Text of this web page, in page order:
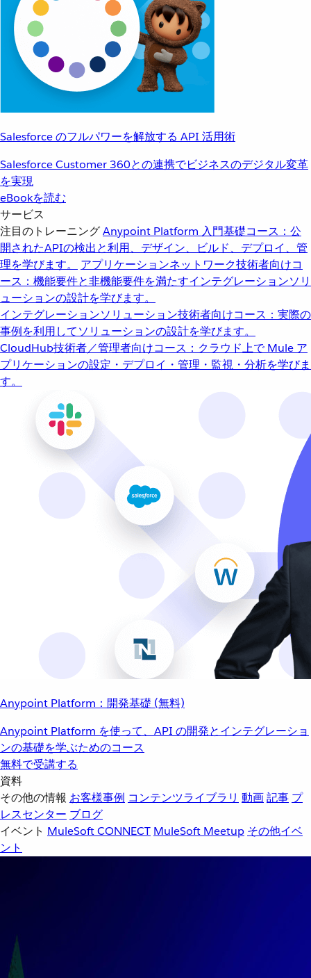
Salesforce のフルパワーを解放する API 活用術
Salesforce Customer 360との連携でビジネスのデジタル変革
を実現
eBookを読む
サービス
注目のトレーニングAnypoint Platform 入門基礎コース：公
開されたAPIの検出と利用、デザイン、ビルド、デプロイ、管
理を学びます。
アプリケーションネットワーク技術者向けコ
ース：機能要件と非機能要件を満たすインテグレーションソリ
ューションの設計を学びます。
インテグレーションソリューション技術者向けコース：実際の
事例を利用してソリューションの設計を学びます。
CloudHub技術者／管理者向けコース：クラウド上で Mule ア
プリケーションの設定・デプロイ・管理・監視・分析を学びま
す。
Anypoint Platform：開発基礎 (無料)
Anypoint Platform を使って、API の開発とインテグレーショ
ンの基礎を学ぶためのコース
無料で受講する
資料
その他の情報 お客様事例 コンテンツライブラリ 動画記事 プ
レスセンター ブログ
イベント MuleSoft CONNECT MuleSoft Meetup その他イベ
ント